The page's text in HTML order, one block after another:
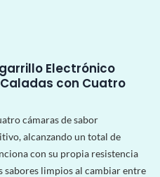
Electrónico
con Cuatro
cámaras de sabor
alcanzando un total de
con su propia resistencia
sabores limpios al cambiar entre